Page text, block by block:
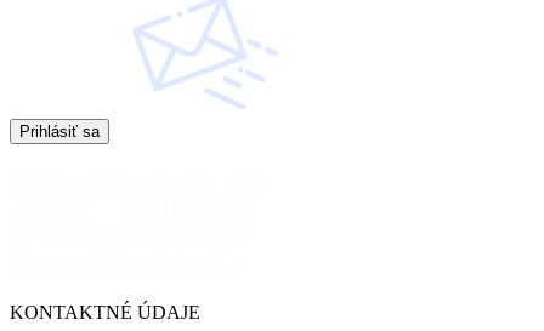
Prihlásiť sa
KONTAKTNÉ ÚDAJE